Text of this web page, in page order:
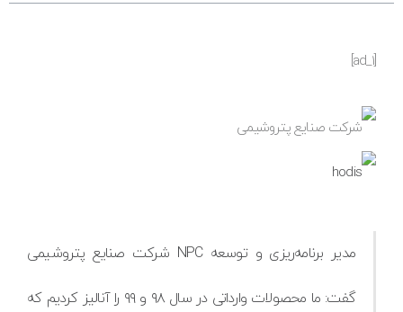
مدیر برنامه‌ریزی و توسعه NPC شرکت صنایع پتروشیمی
گفت: ما محصولات وارداتی در سال ۹۸ و ۹۹ را آنالیز کردیم که